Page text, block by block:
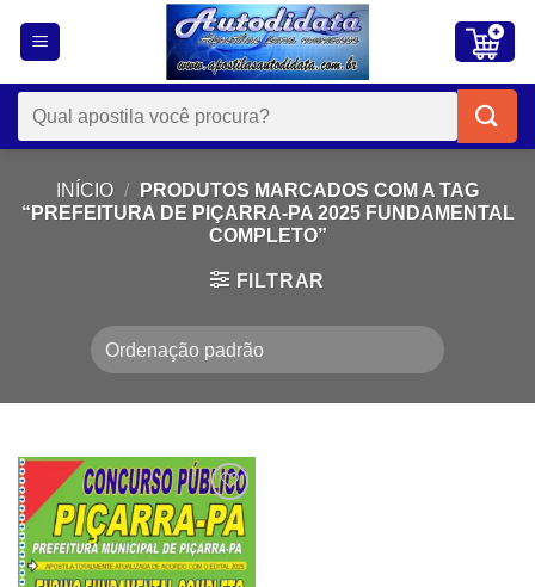
Pesquisar
por:
INÍCIO /
PRODUTOS MARCADOS COM A TAG
“PREFEITURA DE PIÇARRA-PA 2025 FUNDAMENTAL
COMPLETO”
FILTRAR
Add to
wishlist